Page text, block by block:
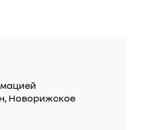
Новорижское